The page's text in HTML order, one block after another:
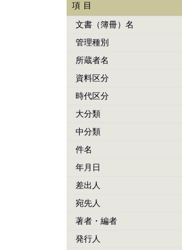
項目
文書（簿冊）名
管理種別
所蔵者名
資料区分
時代区分
大分類
中分類
件名
年月日
差出人
宛先人
著者・編者
発行人